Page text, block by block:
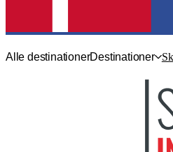
Alle destinationerDestinationer